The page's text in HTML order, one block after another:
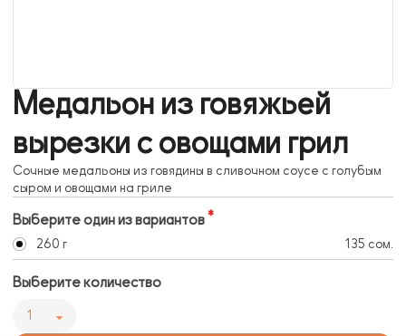
Медальон из говяжьей
вырезки с овощами грил
Сочные медальоны из говядины в сливочном соусе с голубым
сыром и овощами на гриле
Выберите один из вариантов
260 г 135 сом.
Выберите количество
1